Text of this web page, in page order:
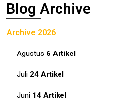
Blog Archive
Archive 2026
Agustus 6 Artikel
Juli 24 Artikel
Juni 14 Artikel